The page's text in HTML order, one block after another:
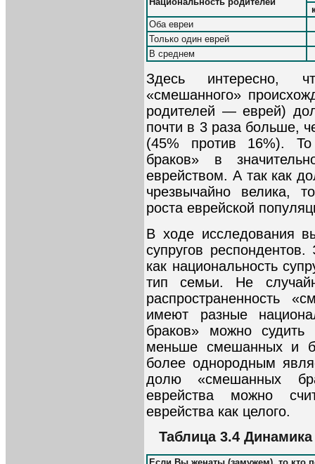
Оба евреи
Только один еврей
В среднем
Здесь интересно,
«смешанного»
родителей — еврей)
почти в 3 раза больше,
(45% против 16%).
браков» в
еврейством. А так как
чрезвычайно велика,
роста еврейской
В ходе исследования
супругов
как национальность
тип семьи. Не
распространенность
имеют разные
браков» можно судить
меньше смешанных и
более однородным
долю «смешанных
еврейства можно
еврейства как целого.
Таблица 3.4